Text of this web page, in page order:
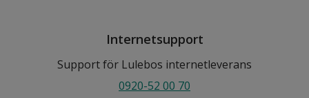
Internetsupport
Support för Lulebos internetleverans
0920-52 00 70